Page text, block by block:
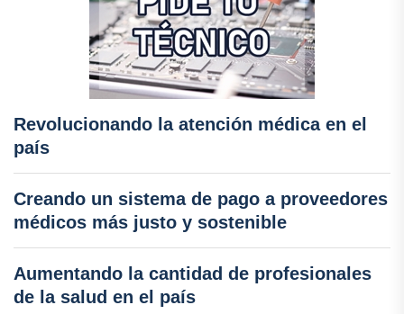
Revolucionando la atención médica en el
país
Creando un sistema de pago a proveedores
médicos más justo y sostenible
Aumentando la cantidad de profesionales
de la salud en el país